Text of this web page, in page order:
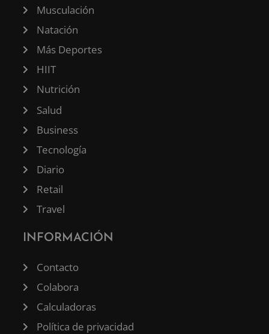
Musculación
Natación
Más Deportes
HIIT
Nutrición
Salud
Business
Tecnología
Diario
Retail
Travel
INFORMACIÓN
Contacto
Colabora
Calculadoras
Política de privacidad